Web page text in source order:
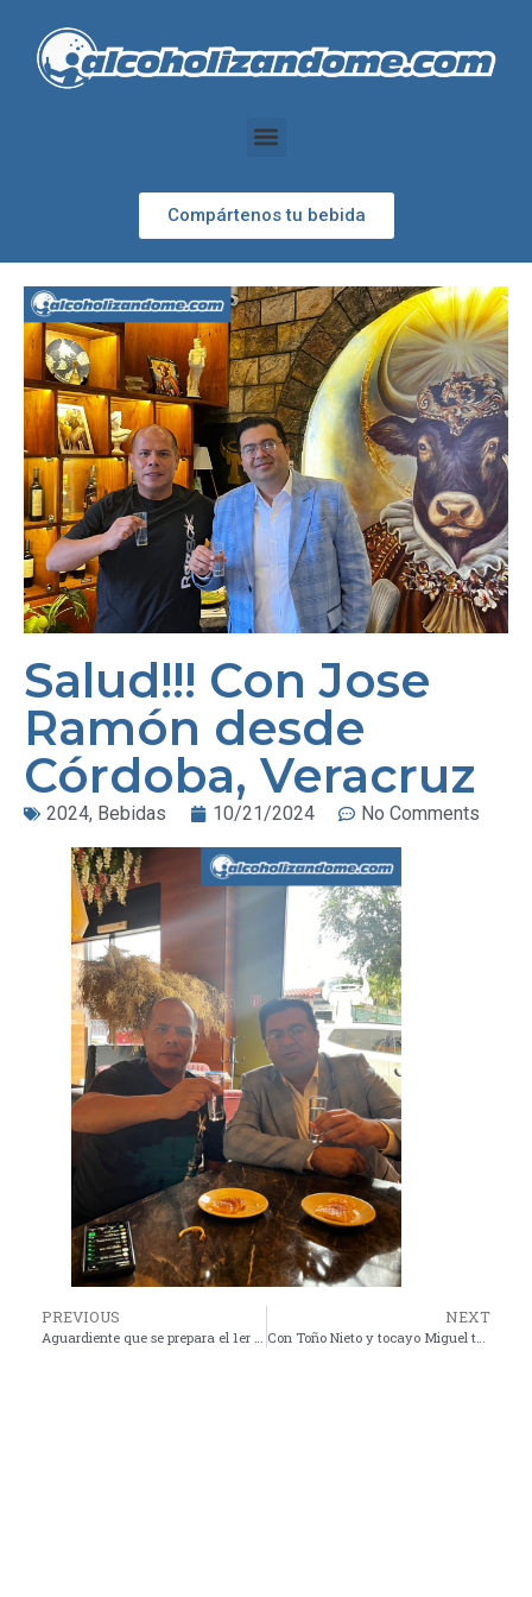
Compártenos tu bebida
Salud!!! Con Jose
Ramón desde
Córdoba, Veracruz
2024, Bebidas 10/21/2024 No Comments
PREVIOUS
Aguardiente que se prepara el 1er viernes de marzo, algo esóterico en la zona de Huatusco Veracruz, YERBA DE MARZO
NEXT
Con Toño Nieto y tocayo Miguel tour del mezcal con Daniel